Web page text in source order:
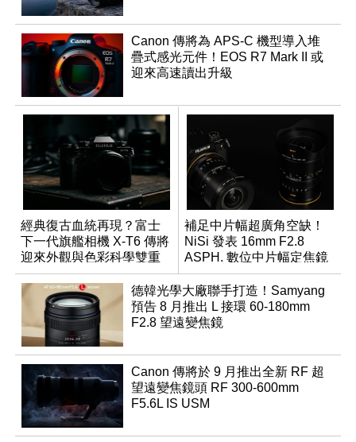
Canon 傳將為 APS-C 機型導入堆
疊式感光元件！EOS R7 Mark II 或
迎來高速讀出升級
經典復古血統再現？富士
下一代旗艦相機 X-T6 傳將
迎來外觀與色彩科學雙重
優化
補足中片幅超廣角空缺！
NiSi 發表 16mm F2.8
ASPH. 數位中片幅定焦鏡
德韓光學大廠聯手打造！Samyang
預告 8 月推出 L 接環 60-180mm
F2.8 望遠變焦鏡
Canon 傳將於 9 月推出全新 RF 超
望遠變焦鏡頭 RF 300-600mm
F5.6L IS USM